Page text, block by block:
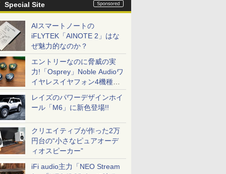
Special Site
AIスマートノートの
iFLYTEK「AINOTE 2」はな
ぜ魅力的なのか？
エントリーなのに脅威の実
力!「Osprey」Noble Audioワ
イヤレスイヤフォン4機種を
一気に聴く
レイズのパワーデザインホイ
ール「M6」に新色登場!!
クリエイティブが作った2万
円台の“小さなピュアオーデ
ィオスピーカー”
iFi audio主力「NEO Stream